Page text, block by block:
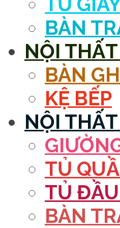
BÀN
NỘI
BÀN
KỆ BẾP
NỘI
TỦ
TỦ
BÀN